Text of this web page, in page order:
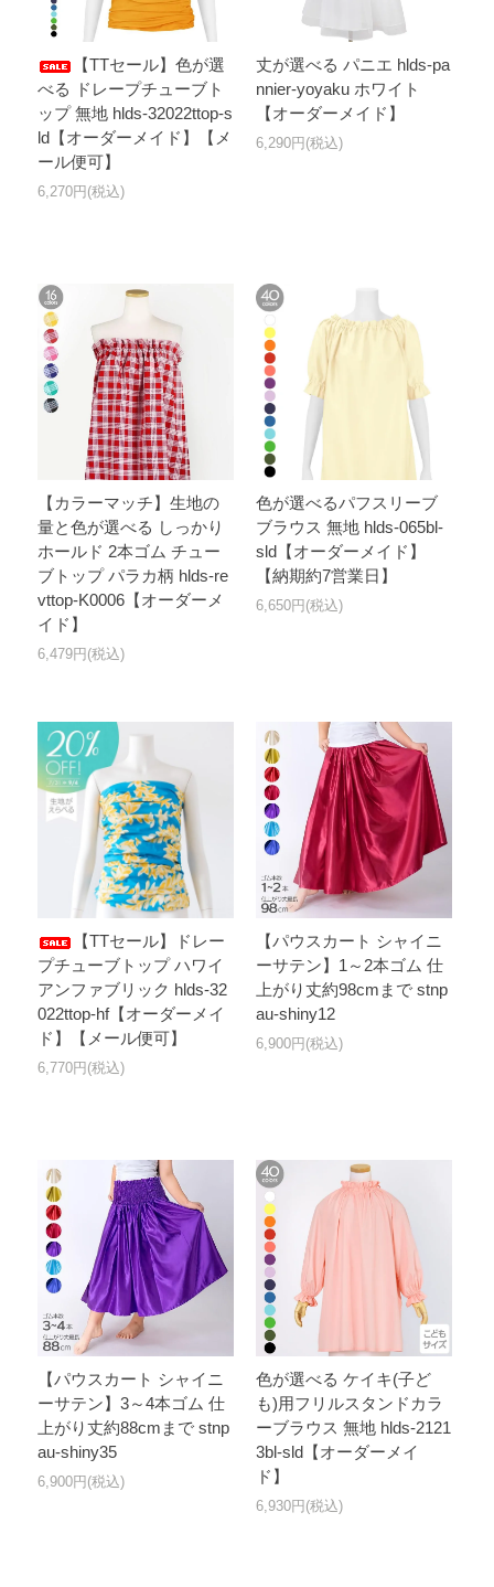
【TTセール】色が選
べる ドレープチューブト
ップ 無地 hlds-32022ttop-s
ld【オーダーメイド】【メ
ール便可】
6,270円(税込)
丈が選べる パニエ hlds-pa
nnier-yoyaku ホワイト
【オーダーメイド】
6,290円(税込)
【カラーマッチ】生地の
量と色が選べる しっかり
ホールド 2本ゴム チュー
ブトップ パラカ柄 hlds-re
vttop-K0006【オーダーメ
イド】
6,479円(税込)
色が選べるパフスリーブ
ブラウス 無地 hlds-065bl-
sld【オーダーメイド】
【納期約7営業日】
6,650円(税込)
【TTセール】ドレー
プチューブトップ ハワイ
アンファブリック hlds-32
022ttop-hf【オーダーメイ
ド】【メール便可】
6,770円(税込)
【パウスカート シャイニ
ーサテン】1～2本ゴム 仕
上がり丈約98cmまで stnp
au-shiny12
6,900円(税込)
【パウスカート シャイニ
ーサテン】3～4本ゴム 仕
上がり丈約88cmまで stnp
au-shiny35
6,900円(税込)
色が選べる ケイキ(子ど
も)用フリルスタンドカラ
ーブラウス 無地 hlds-2121
3bl-sld【オーダーメイ
ド】
6,930円(税込)